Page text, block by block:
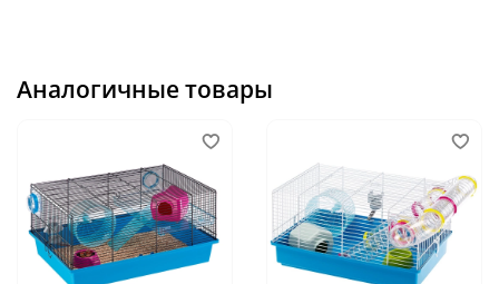
Аналогичные товары